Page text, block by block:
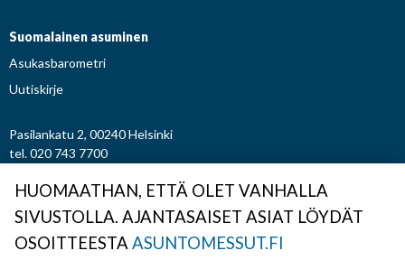
Suomalainen asuminen
Asukasbarometri
Uutiskirje
Pasilankatu 2, 00240 Helsinki
tel. 020 743 7700
© Osuuskunta Suomen Asuntomessut
HUOMAATHAN, ETTÄ OLET VANHALLA
SIVUSTOLLA. AJANTASAISET ASIAT LÖYDÄT
OSOITTEESTA ASUNTOMESSUT.FI